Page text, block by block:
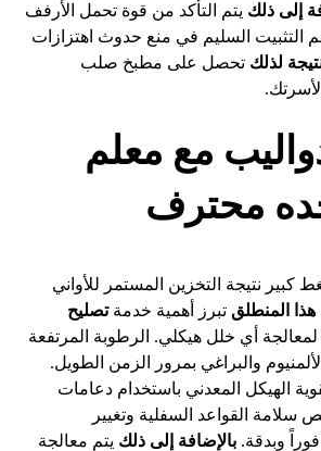
إلى ذلك يتم التأكد من قوة تحمل الأرفف
التثبيت السليم في منع حدوث اهتزازات
لذلك تحصل على مطبخ صلب
مع معلم
محترف
كبير نتيجة التخزين المستمر للأواني
المنطلق تبرز أهمية خدمةتصليح
لمعالجة أي خلل هيكلي. الرطوبة المرتفعة
والبراغي بمرور الزمن الطويل.
الهيكل المعدني باستخدام دعامات
سلامة القواعد السفلية وتغيير
فوراً وبدقة.بالإضافة إلى ذلك يتم معالجة